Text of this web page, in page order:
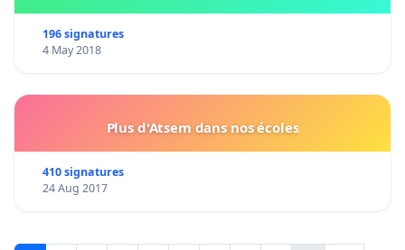
196 signatures
4 May 2018
Plus d'Atsem dans nos écoles
410 signatures
24 Aug 2017